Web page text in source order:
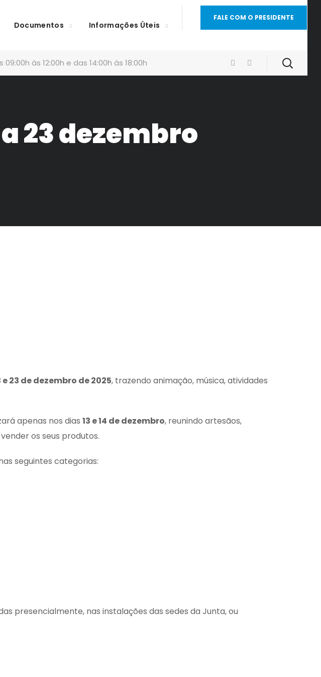
Documentos Informações Úteis
FALE COM O PRESIDENTE
às 12:00h e das 14:00h às 18:00h
23 dezembro
e 23 de dezembro de 2025, trazendo animação, música, atividades
apenas nos dias 13 e 14 de dezembro, reunindo artesãos,
os seus produtos.
seguintes categorias:
presencialmente, nas instalações das sedes da Junta, ou